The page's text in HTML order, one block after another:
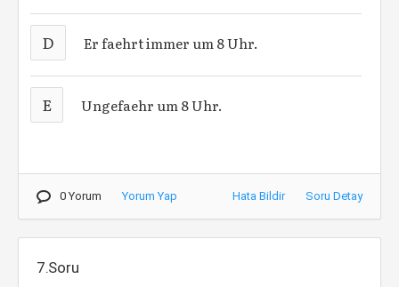
D Er faehrt immer um 8 Uhr.
E Ungefaehr um 8 Uhr.
0 Yorum Yorum Yap Hata Bildir Soru Detay
7.Soru